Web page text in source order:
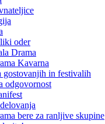
oder
Drama
Kavarna
gostovanjih in festivalih
odgovornost
bere za ranljive skupine